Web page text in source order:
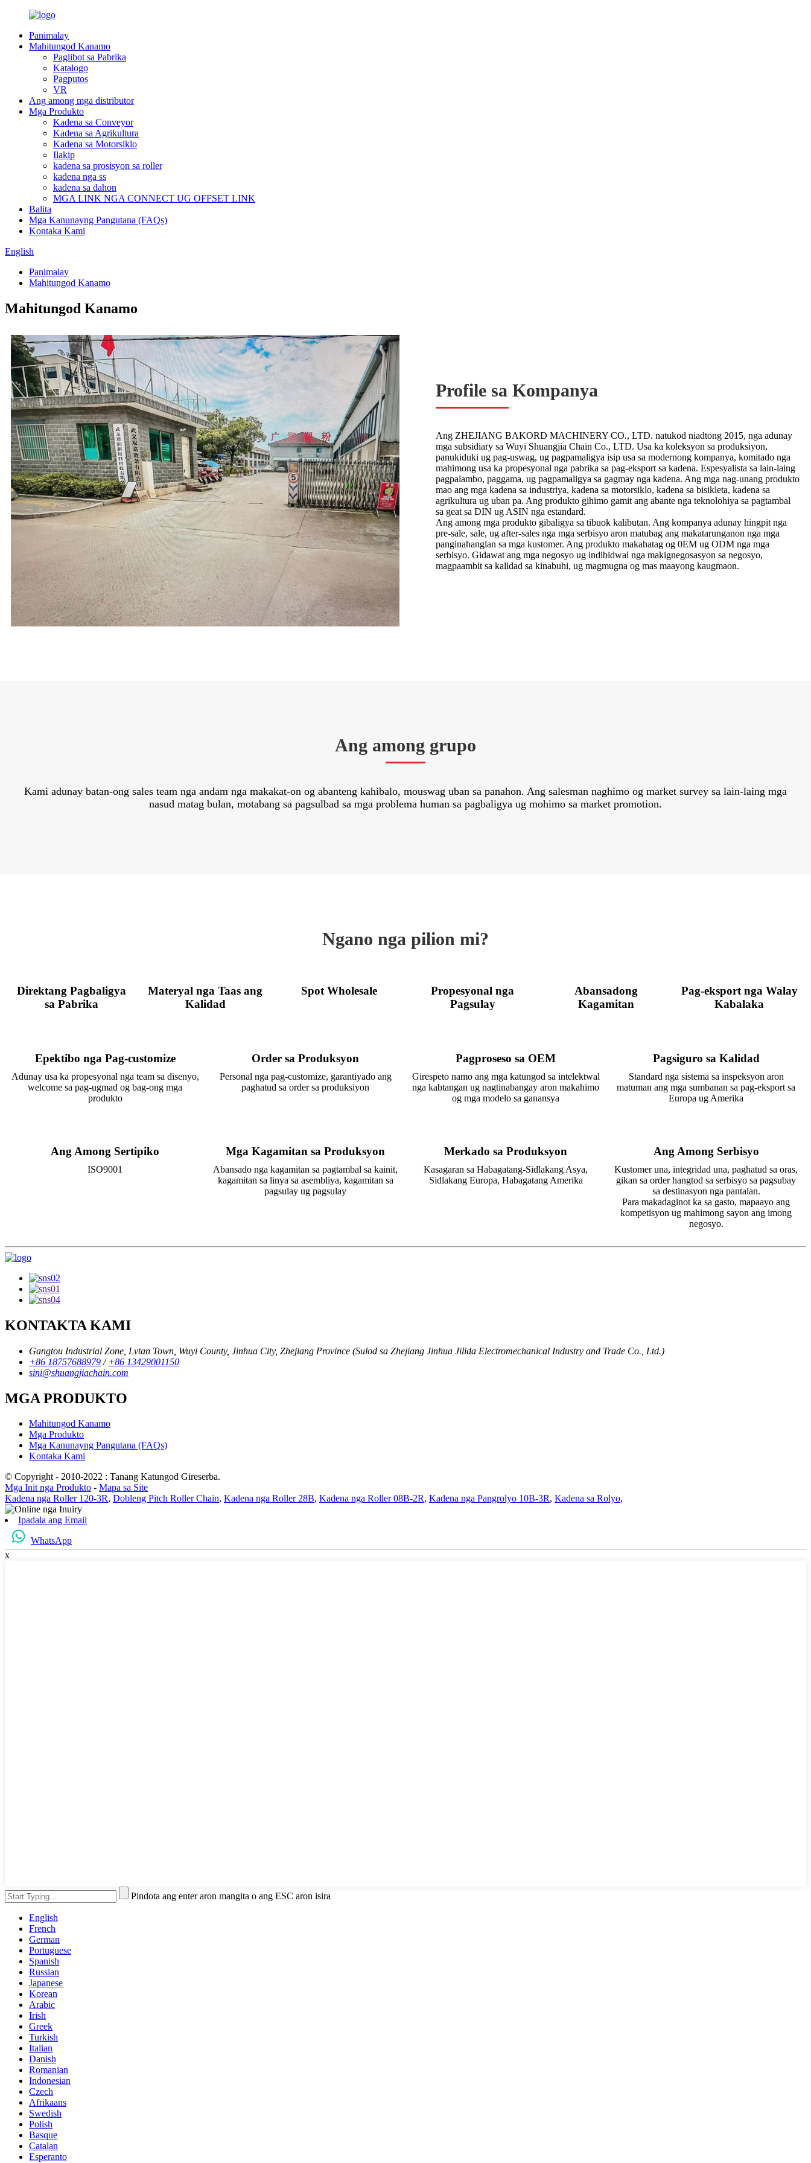
Panimalay
Mahitungod Kanamo
Paglibot sa Pabrika
Katalogo
Pagputos
VR
Ang among mga distributor
Mga Produkto
Kadena sa Conveyor
Kadena sa Agrikultura
Kadena sa Motorsiklo
Ilakip
kadena sa prosisyon sa roller
kadena nga ss
kadena sa dahon
MGA LINK NGA CONNECT UG OFFSET LINK
Balita
Mga Kanunayng Pangutana (FAQs)
Kontaka Kami
English
Panimalay
Mahitungod Kanamo
Mahitungod Kanamo
Profile sa Kompanya
Ang ZHEJIANG BAKORD MACHINERY CO., LTD. natukod niadtong 2015, nga adunay
mga subsidiary sa Wuyi Shuangjia Chain Co., LTD. Usa ka koleksyon sa produksiyon,
panukiduki ug pag-uswag, ug pagpamaligya isip usa sa modernong kompanya, komitado nga
mahimong usa ka propesyonal nga pabrika sa pag-eksport sa kadena. Espesyalista sa lain-laing
pagpalambo, paggama, ug pagpamaligya sa gagmay nga kadena. Ang mga nag-unang produkto
mao ang mga kadena sa industriya, kadena sa motorsiklo, kadena sa bisikleta, kadena sa
agrikultura ug uban pa. Ang produkto gihimo gamit ang abante nga teknolohiya sa pagtambal
sa geat sa DIN ug ASIN nga estandard.
Ang among mga produkto gibaligya sa tibuok kalibutan. Ang kompanya adunay hingpit nga
pre-sale, sale, ug after-sales nga mga serbisyo aron matubag ang makatarunganon nga mga
panginahanglan sa mga kustomer. Ang produkto makahatag og 0EM ug ODM nga mga
serbisyo. Gidawat ang mga negosyo ug indibidwal nga makignegosasyon sa negosyo,
magpaambit sa kalidad sa kinabuhi, ug magmugna og mas maayong kaugmaon.
Ang among grupo
Kami adunay batan-ong sales team nga andam nga makakat-on og abanteng kahibalo, mouswag uban sa panahon. Ang salesman naghimo og market survey sa lain-laing mga
nasud matag bulan, motabang sa pagsulbad sa mga problema human sa pagbaligya ug mohimo sa market promotion.
Ngano nga pilion mi?
Direktang Pagbaligya
sa Pabrika
Materyal nga Taas ang
Kalidad
Spot Wholesale
Propesyonal nga
Pagsulay
Abansadong
Kagamitan
Pag-eksport nga Walay
Kabalaka
Epektibo nga Pag-customize
Adunay usa ka propesyonal nga team sa disenyo,
welcome sa pag-ugmad og bag-ong mga
produkto
Order sa Produksyon
Personal nga pag-customize, garantiyado ang
paghatud sa order sa produksiyon
Pagproseso sa OEM
Girespeto namo ang mga katungod sa intelektwal
nga kabtangan ug nagtinabangay aron makahimo
og mga modelo sa ganansya
Pagsiguro sa Kalidad
Standard nga sistema sa inspeksyon aron
matuman ang mga sumbanan sa pag-eksport sa
Europa ug Amerika
Ang Among Sertipiko
ISO9001
Mga Kagamitan sa Produksyon
Abansado nga kagamitan sa pagtambal sa kainit,
kagamitan sa linya sa asembliya, kagamitan sa
pagsulay ug pagsulay
Merkado sa Produksyon
Kasagaran sa Habagatang-Sidlakang Asya,
Sidlakang Europa, Habagatang Amerika
Ang Among Serbisyo
Kustomer una, integridad una, paghatud sa oras,
gikan sa order hangtod sa serbisyo sa pagsubay
sa destinasyon nga pantalan.
Para makadaginot ka sa gasto, mapaayo ang
kompetisyon ug mahimong sayon ​​ang imong
negosyo.
KONTAKTA KAMI
Gangtou Industrial Zone, Lvtan Town, Wuyi County, Jinhua City, Zhejiang Province (Sulod sa Zhejiang Jinhua Jilida Electromechanical Industry and Trade Co., Ltd.)
+86 18757688979 /+86 13429001150
sini@shuangjiachain.com
MGA PRODUKTO
Mahitungod Kanamo
Mga Produkto
Mga Kanunayng Pangutana (FAQs)
Kontaka Kami
© Copyright - 2010-2022 : Tanang Katungod Gireserba.
Mga Init nga Produkto - Mapa sa Site
Kadena nga Roller 120-3R, Dobleng Pitch Roller Chain, Kadena nga Roller 28B, Kadena nga Roller 08B-2R, Kadena nga Pangrolyo 10B-3R, Kadena sa Rolyo,
Ipadala ang Email
WhatsApp
x
Pindota ang enter aron mangita o ang ESC aron isira
English
French
German
Portuguese
Spanish
Russian
Japanese
Korean
Arabic
Irish
Greek
Turkish
Italian
Danish
Romanian
Indonesian
Czech
Afrikaans
Swedish
Polish
Basque
Catalan
Esperanto